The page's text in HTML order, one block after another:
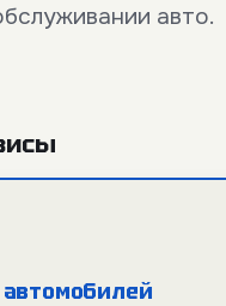
авто.
автомобилей